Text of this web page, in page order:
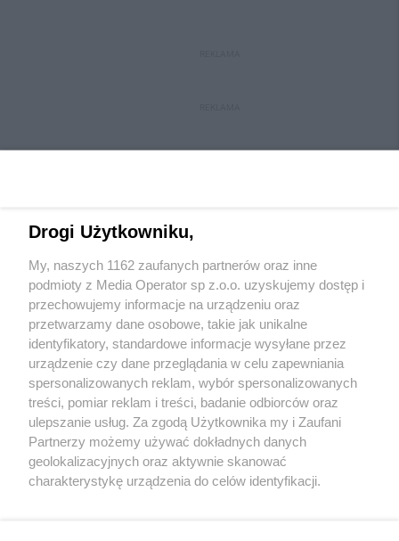
Wydawca mediówlokalnych
Nie zapomnij
zapoznać się z:
polityką prywatności regulamin korzystania z portali
Twojemiasto
Piekary Śląskie
Chorzów
Tarnowskie Góry
Skontakuj sięz nami
Kontakt
Wydawca
Redakcja
Drogi Użytkowniku,
My, naszych 1162 zaufanych partnerów oraz inne
podmioty z Media Operator sp z.o.o. uzyskujemy dostęp i
przechowujemy informacje na urządzeniu oraz
przetwarzamy dane osobowe, takie jak unikalne
identyfikatory, standardowe informacje wysyłane przez
urządzenie czy dane przeglądania w celu zapewniania
spersonalizowanych reklam, wybór spersonalizowanych
treści, pomiar reklam i treści, badanie odbiorców oraz
ulepszanie usług. Za zgodą Użytkownika my i Zaufani
Partnerzy możemy używać dokładnych danych
geolokalizacyjnych oraz aktywnie skanować
charakterystykę urządzenia do celów identyfikacji.